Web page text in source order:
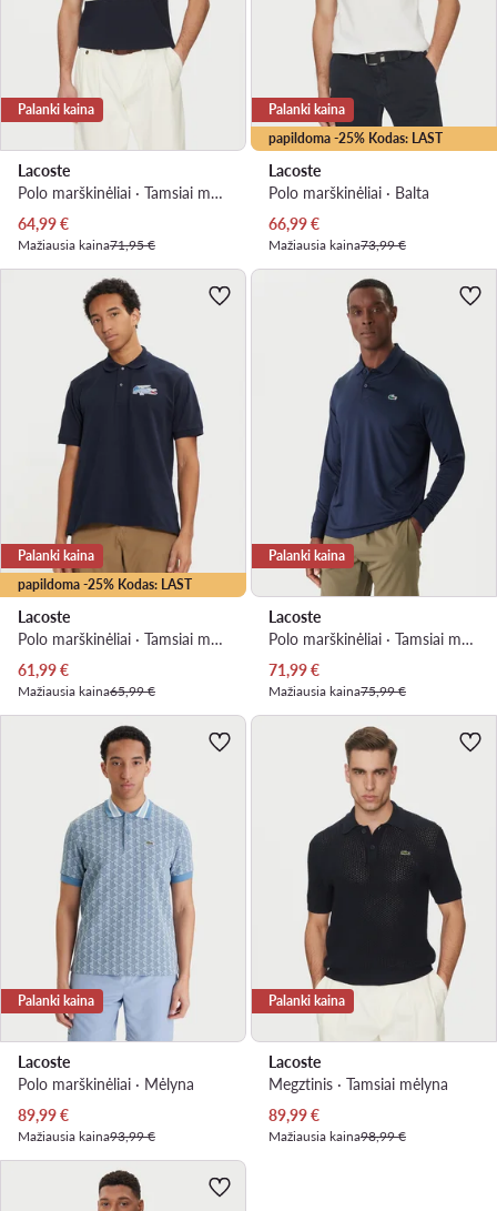
Palanki kaina
Lacoste
Polo marškinėliai · Tamsiai mėlyna
Dabartinė kaina
64,99€
Mažiausia kaina71,95 €
papildoma -25% Kodas: LAST
Palanki kaina
Lacoste
Polo marškinėliai · Balta
Dabartinė kaina
66,99€
Mažiausia kaina73,99 €
papildoma -25% Kodas: LAST
Palanki kaina
Lacoste
Polo marškinėliai · Tamsiai mėlyna
Dabartinė kaina
61,99€
Mažiausia kaina65,99 €
Palanki kaina
Lacoste
Polo marškinėliai · Tamsiai mėlyna
Dabartinė kaina
71,99€
Mažiausia kaina75,99 €
Palanki kaina
Lacoste
Polo marškinėliai · Mėlyna
Dabartinė kaina
89,99€
Mažiausia kaina93,99 €
Palanki kaina
Lacoste
Megztinis · Tamsiai mėlyna
Dabartinė kaina
89,99€
Mažiausia kaina98,99 €